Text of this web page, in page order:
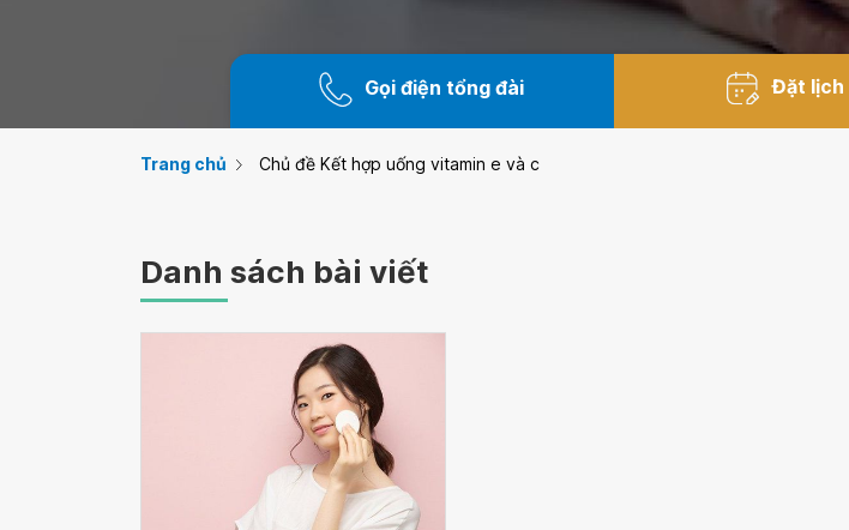
Gọi điện tổng đài Đặt lịch
Trang chủ Chủ đề Kết hợp uống vitamin e và c
Danh sách bài viết